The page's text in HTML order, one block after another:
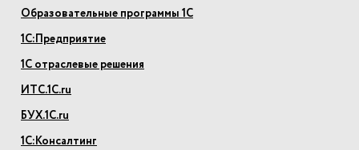
Образовательные программы 1С
1С:Предприятие
1С отраслевые решения
ИТС.1С.ru
БУХ.1С.ru
1С:Консалтинг